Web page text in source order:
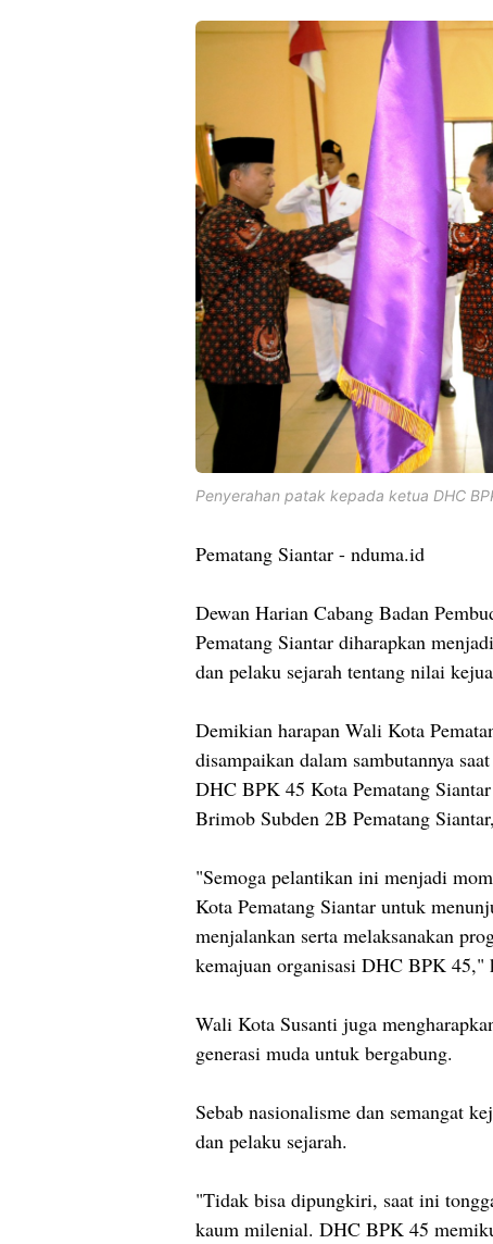
Penyerahan patak kepada ketua DHC
Pematang Siantar - nduma.id
Dewan Harian Cabang Badan
Pematang Siantar diharapkan
dan pelaku sejarah tentang nilai
Demikian harapan Wali Kota
disampaikan dalam sambutannya
DHC BPK 45 Kota Pematang
Brimob Subden 2B Pematang
"Semoga pelantikan ini menjadi
Kota Pematang Siantar untuk
menjalankan serta melaksanakan
kemajuan organisasi DHC BPK 45,"
Wali Kota Susanti juga
generasi muda untuk bergabung.
Sebab nasionalisme dan semangat
dan pelaku sejarah.
"Tidak bisa dipungkiri, saat ini
kaum milenial. DHC BPK 45